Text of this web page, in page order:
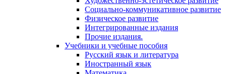
Социально-коммуникативное развитие
Физическое развитие
Интегрированные издания
Прочие издания.
Учебники и учебные пособия
Русский язык и литература
Иностранный язык